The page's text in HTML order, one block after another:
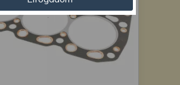
valamint termékek
és a termékek
Az Ön engedélyével mi és a
eszközleolvasásos
szerzett pontos geolokációs